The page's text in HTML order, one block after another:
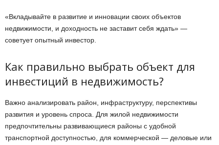
«Вкладывайте в развитие и инновации своих объектов
недвижимости, и доходность не заставит себя ждать» —
советует опытный инвестор.
Как правильно выбрать объект для
инвестиций в недвижимость?
Важно анализировать район, инфраструктуру, перспективы
развития и уровень спроса. Для жилой недвижимости
предпочтительны развивающиеся районы с удобной
транспортной доступностью, для коммерческой — деловые или